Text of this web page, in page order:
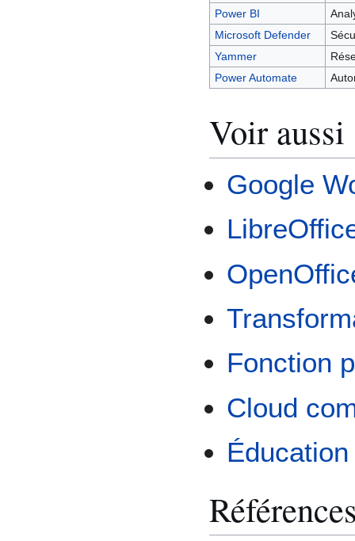
Power BI
Microsoft Defender
Yammer
Power Automate
Voir aussi
Google
Fonction
Cloud